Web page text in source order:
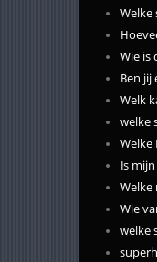
Welke
Wie is
Ben jij
Welk
welke
Welke
Is
Welke
Wie
welke